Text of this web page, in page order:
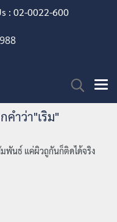
: 02-0022-600
คำว่า"เริม"
พันธ์ แค่ผิวถูกันก็ติดได้จริง